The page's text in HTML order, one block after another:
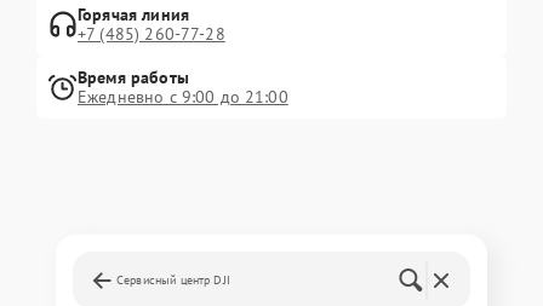
Горячая линия
+7 (485) 260-77-28
Время работы
Ежедневно с 9:00 до 21:00
Сервисный центр DJI